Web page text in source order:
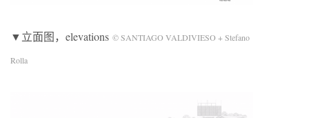
▼立面图，elevations © SANTIAGO VALDIVIESO + Stefano
Rolla